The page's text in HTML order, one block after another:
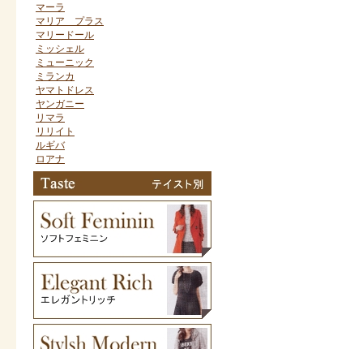
マーラ
マリア プラス
マリードール
ミッシェル
ミューニック
ミランカ
ヤマトドレス
ヤンガニー
リマラ
リリイト
ルギバ
ロアナ